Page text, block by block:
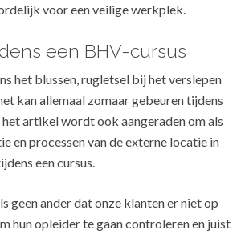
voor een veilige werkplek.
een BHV-cursus
het blussen, rugletsel bij het verslepen
kan allemaal zomaar gebeuren tijdens
het artikel wordt ook aangeraden om als
en processen van de externe locatie in
een cursus.
geen ander dat onze klanten er niet op
hun opleider te gaan controleren en juist